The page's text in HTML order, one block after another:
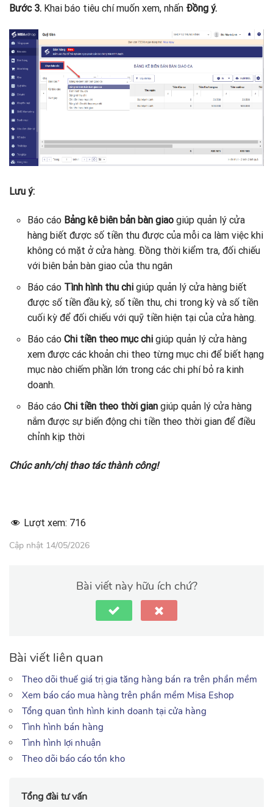
Bước 3. Khai báo tiêu chí muốn xem, nhấn Đồng ý.
Lưu ý:
Báo cáo Bảng kê biên bản bàn giao giúp quản lý cửa
hàng biết được số tiền thu được của mỗi ca làm việc khi
không có mặt ở cửa hàng. Đồng thời kiểm tra, đối chiếu
với biên bản bàn giao của thu ngân
Báo cáo Tình hình thu chi giúp quản lý cửa hàng biết
được số tiền đầu kỳ, số tiền thu, chi trong kỳ và số tiền
cuối kỳ để đối chiếu với quỹ tiền hiện tại của cửa hàng.
Báo cáo Chi tiền theo mục chi giúp quản lý cửa hàng
xem được các khoản chi theo từng mục chi để biết hạng
mục nào chiếm phần lớn trong các chi phí bỏ ra kinh
doanh.
Báo cáo Chi tiền theo thời gian giúp quản lý cửa hàng
nắm được sự biến động chi tiền theo thời gian để điều
chỉnh kịp thời
Chúc anh/chị thao tác thành công!
Lượt xem: 716
Cập nhật 14/05/2026
Bài viết này hữu ích chứ?
Bài viết liên quan
Theo dõi thuế giá trị gia tăng hàng bán ra trên phần mềm
Xem báo cáo mua hàng trên phần mềm Misa Eshop
Tổng quan tình hình kinh doanh tại cửa hàng
Tình hình bán hàng
Tình hình lợi nhuận
Theo dõi báo cáo tồn kho
Tổng đài tư vấn